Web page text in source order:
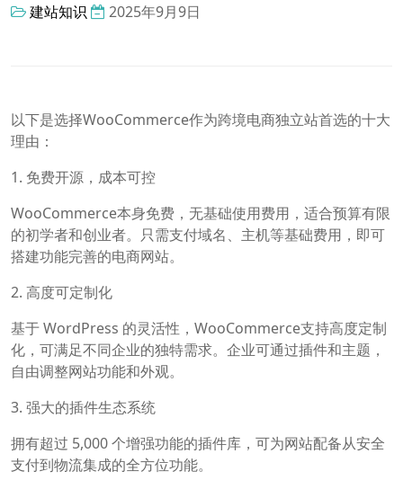
建站知识 2025年9月9日
以下是选择WooCommerce作为跨境电商独立站首选的十大
理由：
1. 免费开源，成本可控
WooCommerce本身免费，无基础使用费用，适合预算有限
的初学者和创业者。只需支付域名、主机等基础费用，即可
搭建功能完善的电商网站。
2. 高度可定制化
基于 WordPress 的灵活性，WooCommerce支持高度定制
化，可满足不同企业的独特需求。企业可通过插件和主题，
自由调整网站功能和外观。
3. 强大的插件生态系统
拥有超过 5,000 个增强功能的插件库，可为网站配备从安全
支付到物流集成的全方位功能。